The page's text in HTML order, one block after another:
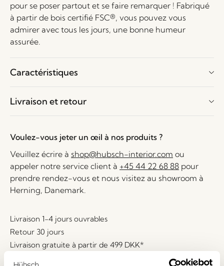
pour se poser partout et se faire remarquer ! Fabriqué
à partir de bois certifié FSC®, vous pouvez vous
admirer avec tous les jours, une bonne humeur
assurée.
Caractéristiques
Livraison et retour
Voulez-vous jeter un œil à nos produits ?
Veuillez écrire à shop@hubsch-interior.com ou
appeler notre service client à +45 44 22 68 88 pour
prendre rendez-vous et nous visitez au showroom à
Herning, Danemark.
Livraison 1-4 jours ouvrables
Retour 30 jours
Livraison gratuite à partir de 499 DKK*